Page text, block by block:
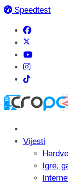
Speedtest
Vijesti
Igre,